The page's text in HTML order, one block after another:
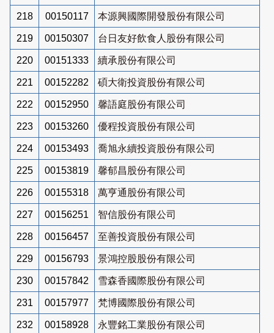
218 00150117 本源興國際開發股份有限公司
219 00150307 台日友好飲食人股份有限公司
220 00151333 續承股份有限公司
221 00152282 碩大衛投資股份有限公司
222 00152950 馨語庭股份有限公司
223 00153260 優程投資股份有限公司
224 00153493 喬旭永續投資股份有限公司
225 00153819 馨郁昌股份有限公司
226 00155318 萬亨通股份有限公司
227 00156251 智信股份有限公司
228 00156457 至善投資股份有限公司
229 00156793 景鴻控股股份有限公司
230 00157842 雪森香國際股份有限公司
231 00157977 梵博國際股份有限公司
232 00158928 永豐銘工業股份有限公司